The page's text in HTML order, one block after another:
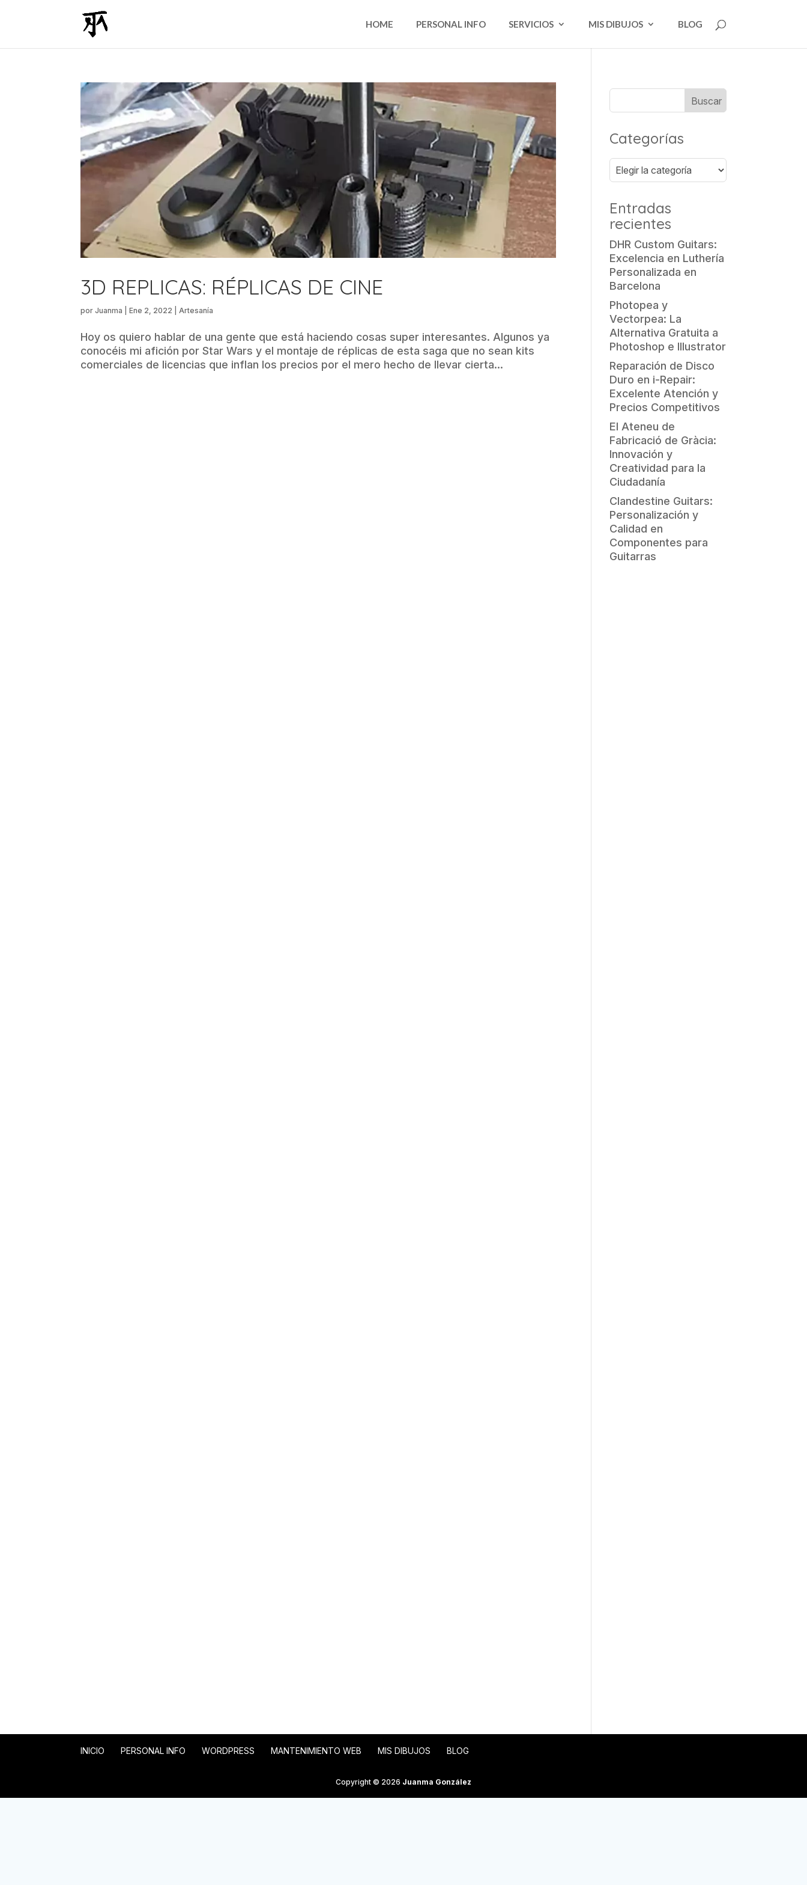
HOME PERSONAL INFO SERVICIOS MIS DIBUJOS BLOG
3D REPLICAS: RÉPLICAS DE CINE
porJuanma |Ene 2, 2022 Artesanía
Hoy os quiero hablar de una gente que está haciendo cosas super interesantes. Algunos ya
conocéis mi afición por Star Wars y el montaje de réplicas de esta saga que no sean kits
comerciales de licencias que inflan los precios por el mero hecho de llevar cierta...
Categorías
Categorías
Entradas
recientes
DHR Custom Guitars:
Excelencia en Luthería
Personalizada en
Barcelona
Photopea y
Vectorpea: La
Alternativa Gratuita a
Photoshop e Illustrator
Reparación de Disco
Duro en i-Repair:
Excelente Atención y
Precios Competitivos
El Ateneu de
Fabricació de Gràcia:
Innovación y
Creatividad para la
Ciudadanía
Clandestine Guitars:
Personalización y
Calidad en
Componentes para
Guitarras
INICIO PERSONAL INFO WORDPRESS MANTENIMIENTO WEB MIS DIBUJOS BLOG
Copyright © 2026 Juanma González